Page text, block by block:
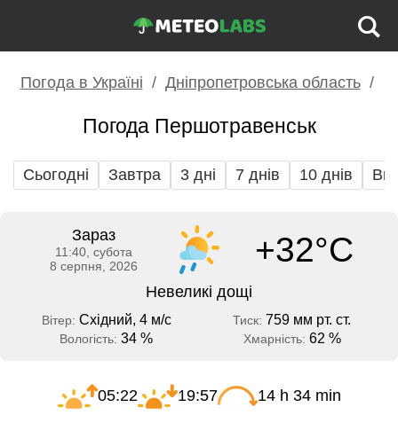
Погода в Україні Дніпропетровська область
Погода Першотравенськ
Сьогодні Завтра 3 дні 7 днів 10 днів
Зараз
11:40, субота
8 серпня, 2026
+32°C
Невеликі дощі
Вітер: Східний, 4 м/с Тиск: 759 мм рт. ст.
Вологість: 34 % Хмарність: 62 %
05:22 19:57 14 h 34 min